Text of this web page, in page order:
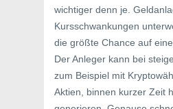
wichtiger denn je.
Kursschwankungen
die größte Chance auf
Der Anleger kann bei
zum Beispiel mit
Aktien, binnen kurzer Zeit